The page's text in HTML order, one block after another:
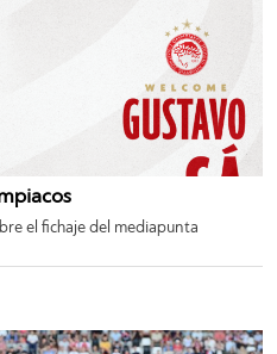
el fichaje del mediapunta